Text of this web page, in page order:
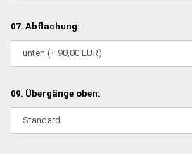
07. Abflachung:
09. Übergänge oben: